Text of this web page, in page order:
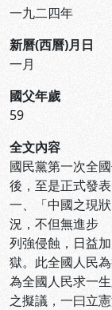
一九二四年
新曆(西曆)月日
一月
國父年歲
59
全文內容
國民黨第一次全
後，至是正式發
一、「中國之現
況，不但無進步
列強侵蝕，日益
獄。此全國人民
為全國人民求一
之擬議，一曰立